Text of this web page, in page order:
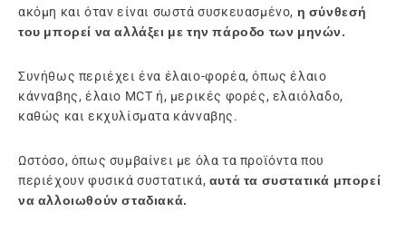
ακόμη και όταν είναι σωστά συσκευασμένο, η σύνθεσή
του μπορεί να αλλάξει με την πάροδο των μηνών.
Συνήθως περιέχει ένα έλαιο-φορέα, όπως έλαιο
κάνναβης, έλαιο MCT ή, μερικές φορές, ελαιόλαδο,
καθώς και εκχυλίσματα κάνναβης.
Ωστόσο, όπως συμβαίνει με όλα τα προϊόντα που
περιέχουν φυσικά συστατικά, αυτά τα συστατικά μπορεί
να αλλοιωθούν σταδιακά.